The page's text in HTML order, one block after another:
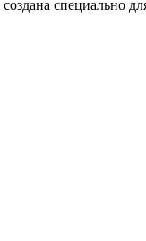
создана специально